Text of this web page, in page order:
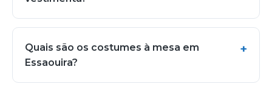
Quais são os costumes à mesa em
Essaouira?